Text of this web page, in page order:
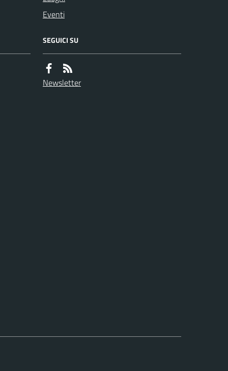
Eventi
SEGUICI SU
Newsletter